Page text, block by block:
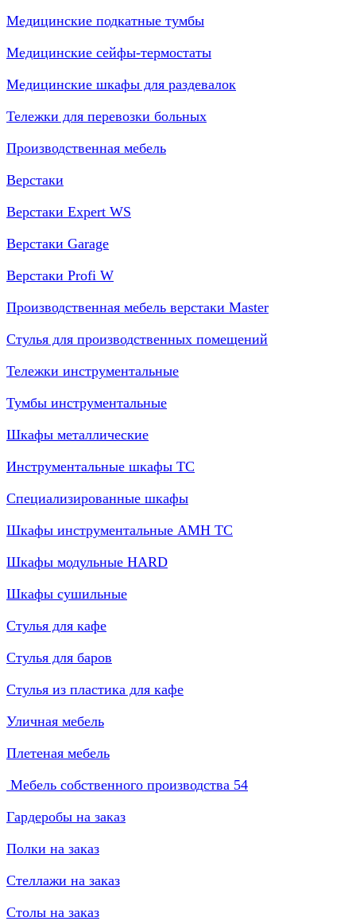
Медицинские подкатные тумбы
Медицинские сейфы-термостаты
Медицинские шкафы для раздевалок
Тележки для перевозки больных
Производственная мебель
Верстаки
Верстаки Expert WS
Верстаки Garage
Верстаки Profi W
Производственная мебель верстаки Master
Стулья для производственных помещений
Тележки инструментальные
Тумбы инструментальные
Шкафы металлические
Инструментальные шкафы ТС
Специализированные шкафы
Шкафы инструментальные АМН ТС
Шкафы модульные HARD
Шкафы сушильные
Стулья для кафе
Стулья для баров
Стулья из пластика для кафе
Уличная мебель
Плетеная мебель
Мебель собственного производства 54
Гардеробы на заказ
Полки на заказ
Стеллажи на заказ
Столы на заказ